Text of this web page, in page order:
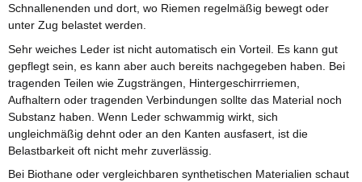
Schnallenenden und dort, wo Riemen regelmäßig bewegt oder
unter Zug belastet werden.
Sehr weiches Leder ist nicht automatisch ein Vorteil. Es kann gut
gepflegt sein, es kann aber auch bereits nachgegeben haben. Bei
tragenden Teilen wie Zugsträngen, Hintergeschirrriemen,
Aufhaltern oder tragenden Verbindungen sollte das Material noch
Substanz haben. Wenn Leder schwammig wirkt, sich
ungleichmäßig dehnt oder an den Kanten ausfasert, ist die
Belastbarkeit oft nicht mehr zuverlässig.
Bei Biothane oder vergleichbaren synthetischen Materialien schaut